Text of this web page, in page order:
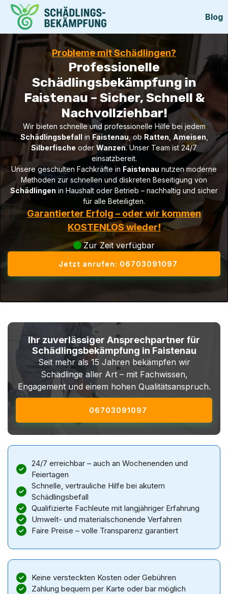
Blog
Probleme mit Schädlingen?
Professionelle
Schädlingsbekämpfung in
Faistenau – Sicher, Schnell &
Nachvollziehbar!
Wir bieten schnelle und professionelle Hilfe bei jedem
Schädlingsbefall in Faistenau, obRatten Ameisen
Silberfische oder Wanzen. Unser Team ist 24/7
einsatzbereit.
Unsere geschulten Fachkräfte in Faistenau nutzen moderne
Methoden zur schnellen und diskreten Beseitigung von
Schädlingen in Haushalt oder Betrieb – nachhaltig und sicher
für alle Beteiligten.
Garantierter Erfolg – oder wir kommen
KOSTENLOS wieder!
Zur Zeit verfügbar
Jetzt anrufen: 06703091097
Ihr zuverlässiger Ansprechpartner für
Schädlingsbekämpfung in Faistenau
Seit mehr als 15 Jahren bekämpfen wir
Schädlinge aller Art – mit Fachwissen,
Engagement und einem hohen Qualitätsanspruch.
06703091097
24/7 erreichbar – auch an Wochenenden und
Feiertagen
Schnelle, vertrauliche Hilfe bei akutem
Schädlingsbefall
Qualifizierte Fachleute mit langjähriger Erfahrung
Umwelt- und materialschonende Verfahren
Faire Preise – volle Transparenz garantiert
Keine versteckten Kosten oder Gebühren
Zahlung bequem per Karte oder bar möglich